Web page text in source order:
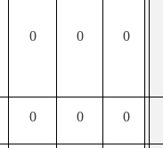
0 0 0
0 0 0